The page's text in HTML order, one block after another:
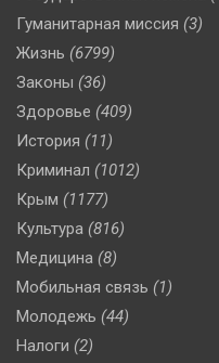
Гуманитарная миссия (3)
Жизнь (6799)
Законы (36)
Здоровье (409)
История (11)
Криминал (1012)
Крым (1177)
Культура (816)
Медицина (8)
Мобильная связь (1)
Молодежь (44)
Налоги (2)